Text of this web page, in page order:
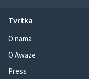
Tvrtka
O nama
O Awaze
Press